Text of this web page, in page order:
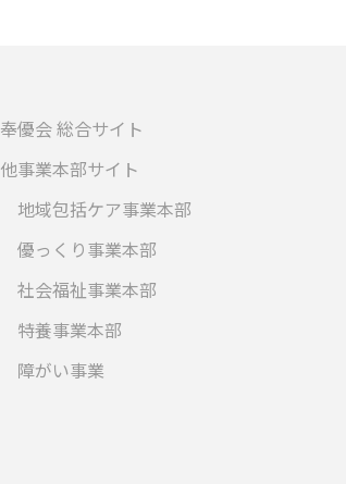
奉優会 総合サイト
他事業本部サイト
地域包括ケア事業本部
優っくり事業本部
社会福祉事業本部
特養事業本部
障がい事業